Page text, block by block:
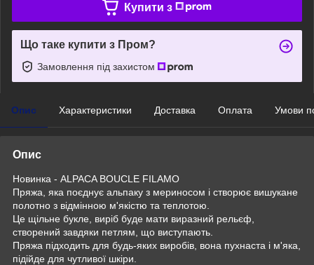
Купити з
Що таке купити з Пром?
Замовлення під захистом
Опис Характеристики Доставка Оплата Умови
Опис
Новинка - ALPACA BOUCLE FILAMO
Пряжа, яка поєднує альпаку з мериносом і створює вишукане
полотно з відмінною м'якістю та теплотою.
Це щільне букле, виріб буде мати виразний рельєф,
створений завдяки петлям, що виступають.
Пряжа підходить для будь-яких виробів, вона пухнаста і м'яка,
підійде для чутливої шкіри.